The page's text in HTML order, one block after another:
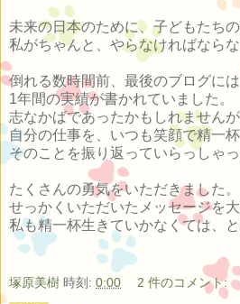
未来の日本のために、子どもたち
私がちゃんと、やらなければなら
倒れる数時間前、最後のブログに
1年間の実績が書かれていました。
志なかばであったかもしれませんが
自分の仕事を、いつも笑顔で精一
そのことを振り返っていらっしゃっ
たくさんの勇気をいただきました。
せっかくいただいたメッセージを
私も精一杯生きていかなくては、
塚原美樹 時刻: 0:00 2 件のコメント: